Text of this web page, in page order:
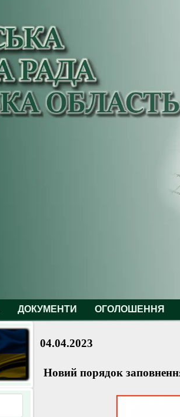
ДОКУМЕНТИ ОГОЛОШЕННЯ
04.04.2023
Новий порядок